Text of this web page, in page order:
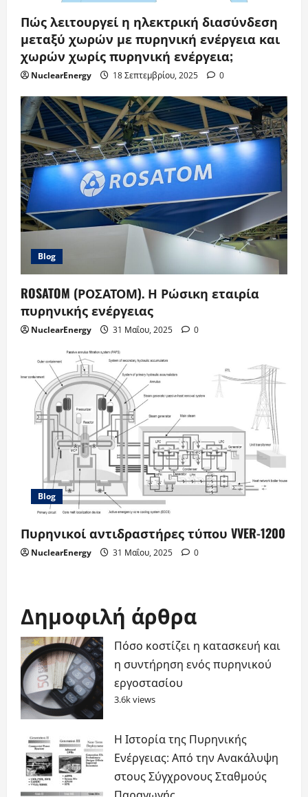
Πώς λειτουργεί η ηλεκτρική διασύνδεση
μεταξύ χωρών με πυρηνική ενέργεια και
χωρών χωρίς πυρηνική ενέργεια;
NuclearEnergy 18 Σεπτεμβρίου, 2025 0
Blog
ROSATOM (ΡΟΣΑΤΟΜ). Η Ρώσικη εταιρία
πυρηνικής ενέργειας
NuclearEnergy 31 Μαΐου, 2025 0
Blog
Πυρηνικοί αντιδραστήρες τύπου VVER-1200
NuclearEnergy 31 Μαΐου, 2025 0
Δημοφιλή άρθρα
Πόσο κοστίζει η κατασκευή και
η συντήρηση ενός πυρηνικού
εργοστασίου
3.6k views
Η Ιστορία της Πυρηνικής
Ενέργειας: Από την Ανακάλυψη
στους Σύγχρονους Σταθμούς